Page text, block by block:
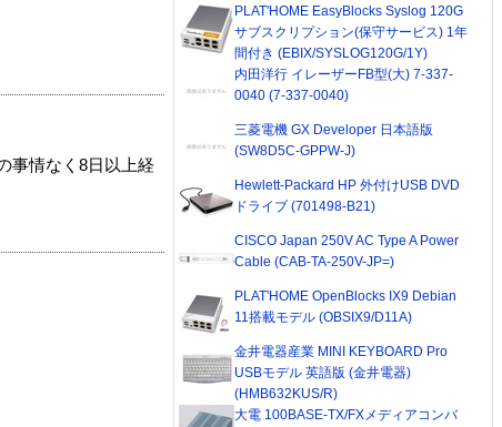
事情なく8日以上経
PLAT'HOME EasyBlocks Syslog 120G
サブスクリプション(保守サービス) 1年
間付き (EBIX/SYSLOG120G/1Y)
内田洋行 イレーザーFB型(大) 7-337-
0040 (7-337-0040)
三菱電機 GX Developer 日本語版
(SW8D5C-GPPW-J)
Hewlett-Packard HP 外付けUSB DVD
ドライブ (701498-B21)
CISCO Japan 250V AC Type A Power
Cable (CAB-TA-250V-JP=)
PLAT'HOME OpenBlocks IX9 Debian
11搭載モデル (OBSIX9/D11A)
金井電器産業 MINI KEYBOARD Pro
USBモデル 英語版 (金井電器)
(HMB632KUS/R)
大電 100BASE-TX/FXメディアコンバ